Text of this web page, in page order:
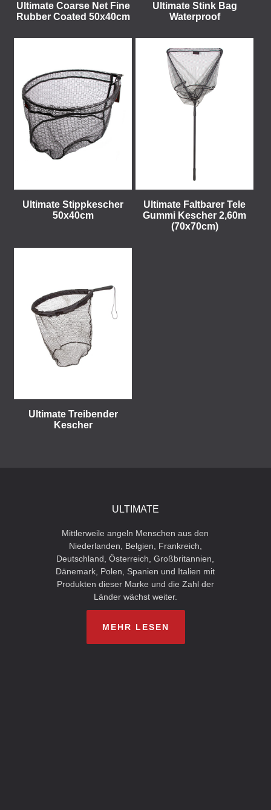
Ultimate Coarse Net Fine
Rubber Coated 50x40cm
Ultimate Stink Bag
Waterproof
Ultimate Stippkescher
50x40cm
Ultimate Faltbarer Tele
Gummi Kescher 2,60m
(70x70cm)
Ultimate Treibender
Kescher
ULTIMATE
Mittlerweile angeln Menschen aus den
Niederlanden, Belgien, Frankreich,
Deutschland, Österreich, Großbritannien,
Dänemark, Polen, Spanien und Italien mit
Produkten dieser Marke und die Zahl der
Länder wächst weiter.
MEHR LESEN